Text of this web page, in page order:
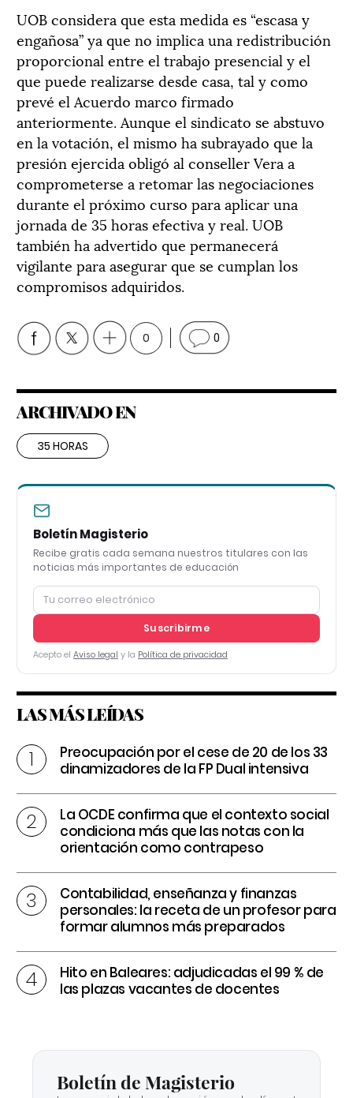
UOB considera que esta medida es “escasa y
engañosa” ya que no implica una redistribución
proporcional entre el trabajo presencial y el
que puede realizarse desde casa, tal y como
prevé el Acuerdo marco firmado
anteriormente. Aunque el sindicato se abstuvo
en la votación, el mismo ha subrayado que la
presión ejercida obligó al conseller Vera a
comprometerse a retomar las negociaciones
durante el próximo curso para aplicar una
jornada de 35 horas efectiva y real. UOB
también ha advertido que permanecerá
vigilante para asegurar que se cumplan los
compromisos adquiridos.
0 0
ARCHIVADO EN
35 HORAS
Boletín Magisterio
Recibe gratis cada semana nuestros titulares con las
noticias más importantes de educación
Suscribirme
Acepto el Aviso legal y la Política de privacidad
LAS MÁS LEÍDAS
Preocupación por el cese de 20 de los 33
dinamizadores de la FP Dual intensiva
La OCDE confirma que el contexto social
condiciona más que las notas con la
orientación como contrapeso
Contabilidad, enseñanza y finanzas
personales: la receta de un profesor para
formar alumnos más preparados
Hito en Baleares: adjudicadas el 99 % de
las plazas vacantes de docentes
Boletín de Magisterio